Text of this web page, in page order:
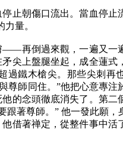
止朝傷口流出。當血停止
量。
再倒過來觀，一遍又一
尖上盤腿坐起，成全蓮式
過鐵木槍尖。那些尖刺再
尊師同住。”他把心意專注
的念頭徹底消失了。第二
跟著尊師。” 他一發此願，
借著禅定，從整件事中活